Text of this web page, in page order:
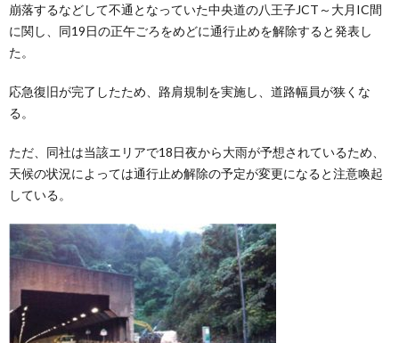
崩落するなどして不通となっていた中央道の八王子JCT～大月IC間
に関し、同19日の正午ごろをめどに通行止めを解除すると発表し
た。
応急復旧が完了したため、路肩規制を実施し、道路幅員が狭くな
る。
ただ、同社は当該エリアで18日夜から大雨が予想されているため、
天候の状況によっては通行止め解除の予定が変更になると注意喚起
している。